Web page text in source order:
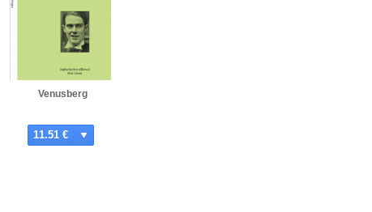
Venusberg
11.51 €